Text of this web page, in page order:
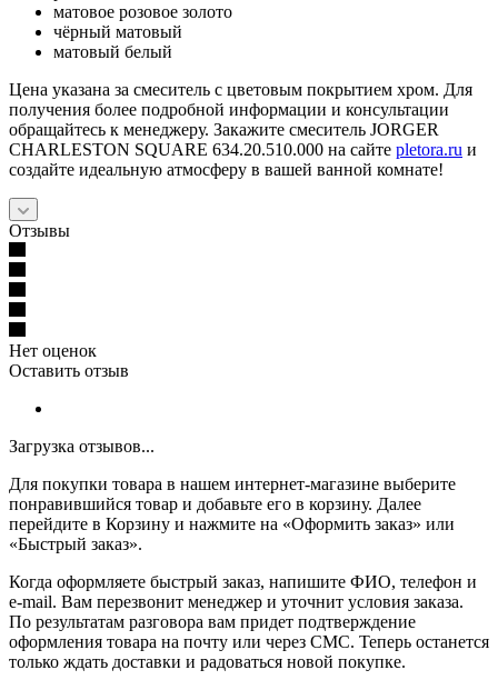
матовое розовое золото
чёрный матовый
матовый белый
Цена указана за смеситель с цветовым покрытием хром. Для
получения более подробной информации и консультации
обращайтесь к менеджеру. Закажите смеситель JORGER
CHARLESTON SQUARE 634.20.510.000 на сайте pletora.ru и
создайте идеальную атмосферу в вашей ванной комнате!
Отзывы
Нет оценок
Оставить отзыв
Загрузка отзывов...
Для покупки товара в нашем интернет-магазине выберите
понравившийся товар и добавьте его в корзину. Далее
перейдите в Корзину и нажмите на «Оформить заказ» или
«Быстрый заказ».
Когда оформляете быстрый заказ, напишите ФИО, телефон и
e-mail. Вам перезвонит менеджер и уточнит условия заказа.
По результатам разговора вам придет подтверждение
оформления товара на почту или через СМС. Теперь останется
только ждать доставки и радоваться новой покупке.